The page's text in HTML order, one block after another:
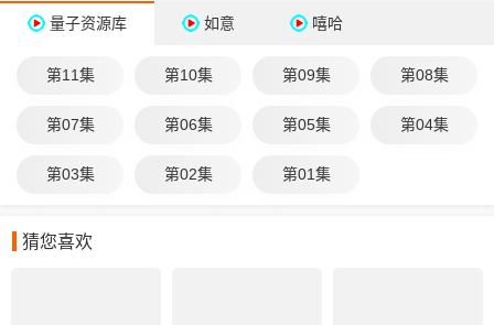
量子资源库
如意 嘻哈
第11集 第10集 第09集 第08集
第07集 第06集 第05集 第04集
第03集 第02集 第01集
猜您喜欢